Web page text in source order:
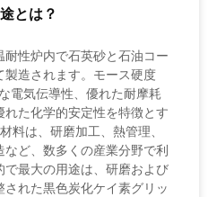
とは？
性炉内で石英砂と石油コー
製造されます。モース硬度
電気伝導性、優れた耐摩耗
た化学的安定性を特徴とす
料は、研磨加工、熱管理、
ど、数多くの産業分野で利
最大の用途は、研磨および
れた黒色炭化ケイ素グリッ